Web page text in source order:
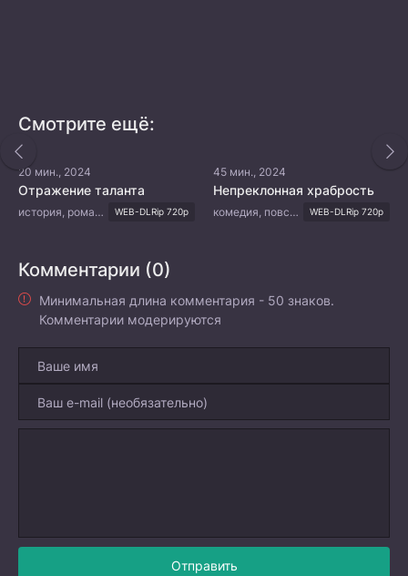
Смотрите ещё:
20 мин., 2024
Отражение таланта
история, романтика WEB-DLRip 720p
45 мин., 2024
Непреклонная храбрость
комедия, повседневность, драма WEB-DLRip 720p
Комментарии (0)
Минимальная длина комментария - 50 знаков.
Комментарии модерируются
Отправить